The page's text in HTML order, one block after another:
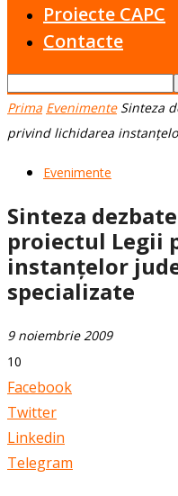
Proiecte CAPC
Contacte
Prima Evenimente Sinteza
privind lichidarea
Evenimente
Sinteza
proiectul Legii
instanțelor
specializate
9 noiembrie 2009
10
Facebook
Twitter
Linkedin
Telegram